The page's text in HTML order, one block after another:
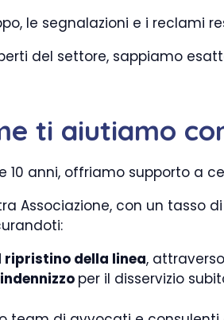
le segnalazioni e i reclami
del settore, sappiamo
ti aiutiamo
10 anni, offriamo supporto a
Associazione, con un tasso
ripristino della linea,
indennizzo per il disservizio